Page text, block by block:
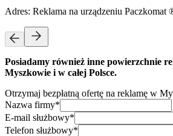
Adres: Reklama na urządzeniu
Posiadamy również inne powierzchnie
Myszkowie i w całej Polsce.
Otrzymaj bezpłatną ofertę na reklamę w
Nazwa firmy*
E-mail służbowy*
Telefon służbowy*